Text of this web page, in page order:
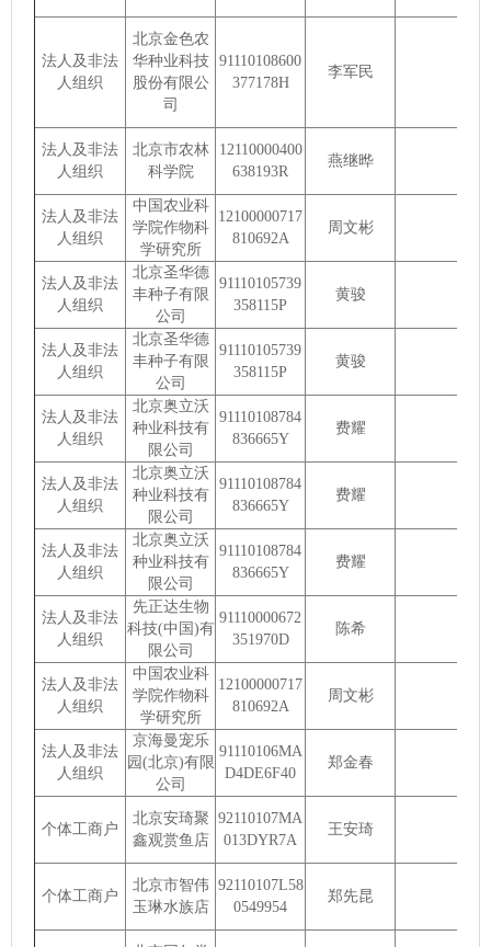
法人及非法
人组织
北京金色农
华种业科技
股份有限公
司
91110108600
377178H
李军民
法人及非法
人组织
北京市农林
科学院
12110000400
638193R
燕继晔
法人及非法
人组织
中国农业科
学院作物科
学研究所
12100000717
810692A
周文彬
法人及非法
人组织
北京圣华德
丰种子有限
公司
91110105739
358115P
黄骏
法人及非法
人组织
北京圣华德
丰种子有限
公司
91110105739
358115P
黄骏
法人及非法
人组织
北京奥立沃
种业科技有
限公司
91110108784
836665Y
费耀
法人及非法
人组织
北京奥立沃
种业科技有
限公司
91110108784
836665Y
费耀
法人及非法
人组织
北京奥立沃
种业科技有
限公司
91110108784
836665Y
费耀
法人及非法
人组织
先正达生物
科技(中国)有
限公司
91110000672
351970D
陈希
法人及非法
人组织
中国农业科
学院作物科
学研究所
12100000717
810692A
周文彬
法人及非法
人组织
京海曼宠乐
园(北京)有限
公司
91110106MA
D4DE6F40
郑金春
个体工商户
北京安琦聚
鑫观赏鱼店
92110107MA
013DYR7A
王安琦
个体工商户
北京市智伟
玉琳水族店
92110107L58
0549954
郑先昆